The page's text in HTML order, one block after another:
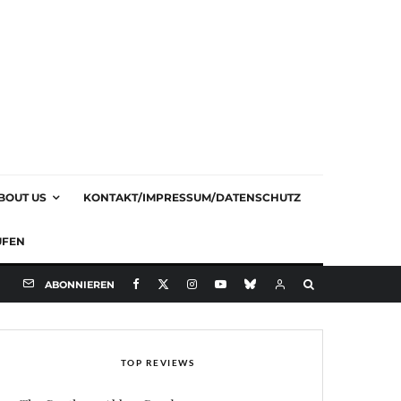
US KONTAKT/IMPRESSUM/DATENSCHUTZ
ABONNIEREN
TOP REVIEWS